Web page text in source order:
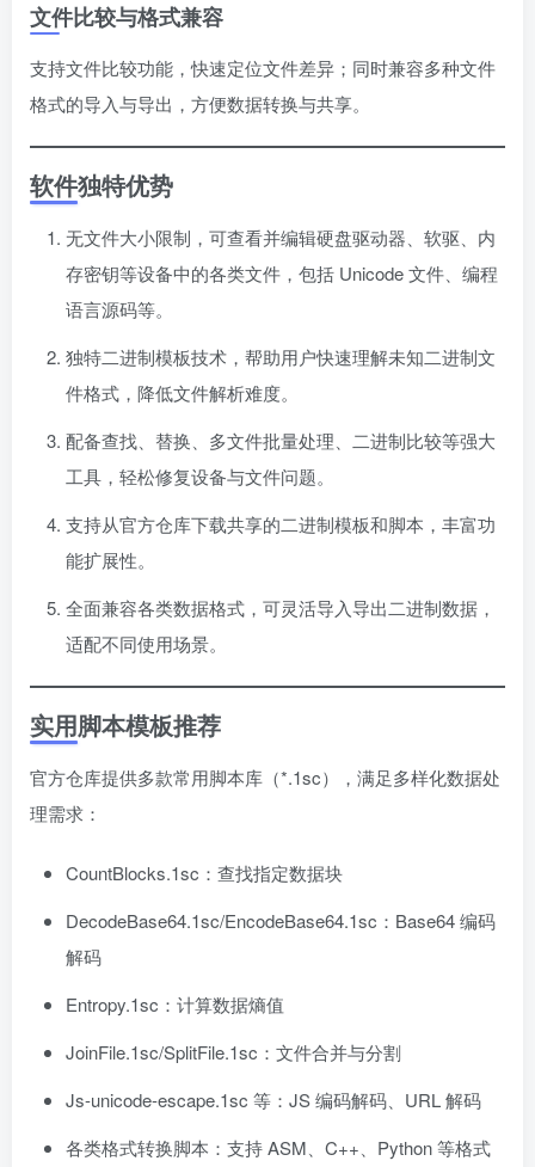
文件比较与格式兼容
支持文件比较功能，快速定位文件差异；同时兼容多种文件
格式的导入与导出，方便数据转换与共享。
软件独特优势
无文件大小限制，可查看并编辑硬盘驱动器、软驱、内
存密钥等设备中的各类文件，包括 Unicode 文件、编程
语言源码等。
独特二进制模板技术，帮助用户快速理解未知二进制文
件格式，降低文件解析难度。
配备查找、替换、多文件批量处理、二进制比较等强大
工具，轻松修复设备与文件问题。
支持从官方仓库下载共享的二进制模板和脚本，丰富功
能扩展性。
全面兼容各类数据格式，可灵活导入导出二进制数据，
适配不同使用场景。
实用脚本模板推荐
官方仓库提供多款常用脚本库（*.1sc），满足多样化数据处
理需求：
CountBlocks.1sc：查找指定数据块
DecodeBase64.1sc/EncodeBase64.1sc：Base64 编码
解码
Entropy.1sc：计算数据熵值
JoinFile.1sc/SplitFile.1sc：文件合并与分割
Js-unicode-escape.1sc 等：JS 编码解码、URL 解码
各类格式转换脚本：支持 ASM、C++、Python 等格式